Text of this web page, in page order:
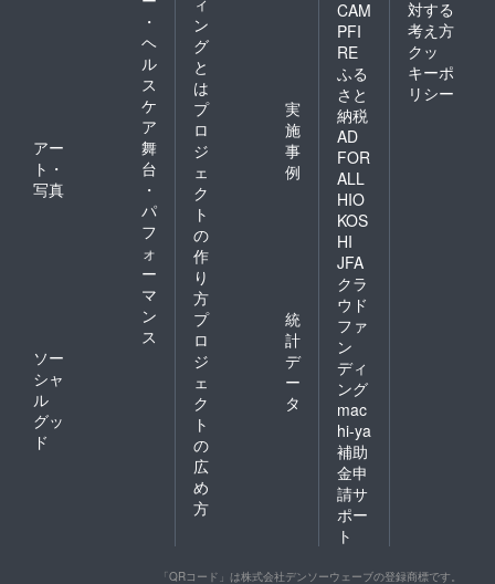
・
ヘ
ル
ス
ケ
ア
アー
ト・
写真
舞
台
・
パ
フ
ォ
ー
マ
ン
ス
ソー
シャ
ル
グッ
ド
ン
グ
と
は
プ
ロ
ジ
ェ
ク
ト
の
作
り
方
実
施
事
例
プ
ロ
ジ
ェ
ク
ト
の
広
め
方
統
計
デ
ー
タ
CAM
PFI
RE
ふる
さと
納税
AD
FOR
ALL
HIO
KOS
HI
JFA
クラ
ウド
ファ
ン
ディ
ング
mac
hi-ya
補助
金申
請サ
ポー
ト
対する
考え方
クッ
キーポ
リシー
「QRコード」は株式会社デンソーウェーブの登録商標です。